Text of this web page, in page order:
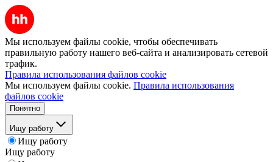
Мы используем файлы cookie, чтобы обеспечивать
правильную работу нашего веб-сайта и анализировать сетевой
трафик.
Правила использования файлов cookie
Мы используем файлы cookie. Правила использования
файлов cookie
Понятно
Ищу работу
Ищу работу
Ищу работу